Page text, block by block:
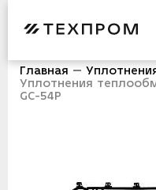
Главная
Уплотнения
GC-54P